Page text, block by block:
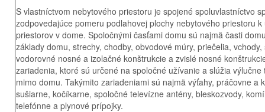
S vlastníctvom nebytového priestoru je spojené spoluvlastníctvo
zodpovedajúce pomeru podlahovej plochy nebytového priestoru
priestorov v dome. Spoločnými časťami domu sú najmä časti
základy domu, strechy, chodby, obvodové múry, priečelia,
vodorovné nosné a izolačné konštrukcie a zvislé nosné
zariadenia, ktoré sú určené na spoločné užívanie a slúžia
mimo domu. Takýmito zariadeniami sú najmä výťahy, práčovne
sušiarne, kočíkarne, spoločné televízne antény, bleskozvody,
telefónne a plynové prípojky.